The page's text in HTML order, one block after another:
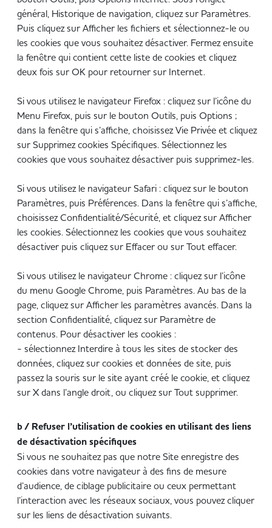
général, Historique de navigation, cliquez sur Paramètres.
Puis cliquez sur Afficher les fichiers et sélectionnez-le ou
les cookies que vous souhaitez désactiver. Fermez ensuite
la fenêtre qui contient cette liste de cookies et cliquez
deux fois sur OK pour retourner sur Internet.
Si vous utilisez le navigateur Firefox : cliquez sur l’icône du
Menu Firefox, puis sur le bouton Outils, puis Options ;
dans la fenêtre qui s’affiche, choisissez Vie Privée et cliquez
sur Supprimez cookies Spécifiques. Sélectionnez les
cookies que vous souhaitez désactiver puis supprimez-les.
Si vous utilisez le navigateur Safari : cliquez sur le bouton
Paramètres, puis Préférences. Dans la fenêtre qui s’affiche,
choisissez Confidentialité/Sécurité, et cliquez sur Afficher
les cookies. Sélectionnez les cookies que vous souhaitez
désactiver puis cliquez sur Effacer ou sur Tout effacer.
Si vous utilisez le navigateur Chrome : cliquez sur l’icône
du menu Google Chrome, puis Paramètres. Au bas de la
page, cliquez sur Afficher les paramètres avancés. Dans la
section Confidentialité, cliquez sur Paramètre de
contenus. Pour désactiver les cookies :
- sélectionnez Interdire à tous les sites de stocker des
données, cliquez sur cookies et données de site, puis
passez la souris sur le site ayant créé le cookie, et cliquez
sur X dans l’angle droit, ou cliquez sur Tout supprimer.
b / Refuser l’utilisation de cookies en utilisant des liens
de désactivation spécifiques
Si vous ne souhaitez pas que notre Site enregistre des
cookies dans votre navigateur à des fins de mesure
d’audience, de ciblage publicitaire ou ceux permettant
l’interaction avec les réseaux sociaux, vous pouvez cliquer
sur les liens de désactivation suivants.